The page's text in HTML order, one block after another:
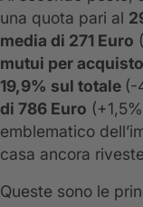
una quota pari al
media di 271 Euro
mutui per
19,9% sul totale (-
di 786 Euro
emblematico
casa ancora
Queste sono le